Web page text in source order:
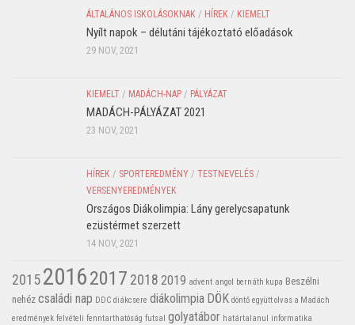
ÁLTALÁNOS ISKOLÁSOKNAK / HÍREK / KIEMELT
Nyílt napok – délutáni tájékoztató előadások
29 NOV, 2021
KIEMELT / MADÁCH-NAP / PÁLYÁZAT
MADÁCH-PÁLYÁZAT 2021
23 NOV, 2021
HÍREK / SPORTEREDMÉNY / TESTNEVELÉS /
VERSENYEREDMÉNYEK
Országos Diákolimpia: Lány gerelycsapatunk
ezüstérmet szerzett
14 NOV, 2021
201520162017 2018 2019 advent angol bernáth kupa Beszélni
nehéz családi nap DDC diákcsere diákolimpia DÖK döntő együtt olvas a Madách
eredmények felvételi fenntarthatóság futsal golyatábor határtalanul informatika